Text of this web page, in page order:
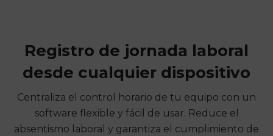
Registro de jornada laboral
desde cualquier dispositivo
Centraliza el control horario de tu equipo con un
software flexible y fácil de usar. Reduce el
absentismo laboral y garantiza el cumplimiento de